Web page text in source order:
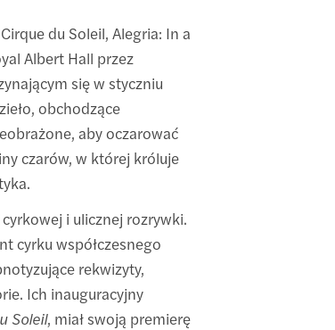
du Soleil, Alegria: In a
Albert Hall przez
się w styczniu
obchodzące
aby oczarować
czarów, w której króluje
i ulicznej rozrywki.
cyrku współczesnego
rekwizyty,
Ich inauguracyjny
Soleil, miał swoją premierę